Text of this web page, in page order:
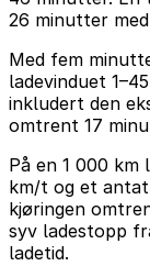
26 minutter
Med fem
ladevinduet
inkludert den
omtrent 17
På en 1 000
km/t og et
kjøringen
syv ladestopp
ladetid.